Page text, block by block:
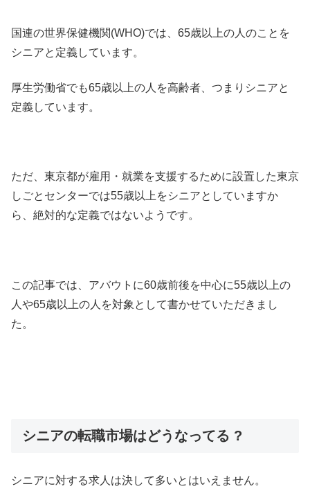
国連の世界保健機関(WHO)では、65歳以上の人のことを
シニアと定義しています。
厚生労働省でも65歳以上の人を高齢者、つまりシニアと
定義しています。
ただ、東京都が雇用・就業を支援するために設置した東京
しごとセンターでは55歳以上をシニアとしていますか
ら、絶対的な定義ではないようです。
この記事では、アバウトに60歳前後を中心に55歳以上の
人や65歳以上の人を対象として書かせていただきまし
た。
シニアの転職市場はどうなってる ?
シニアに対する求人は決して多いとはいえません。